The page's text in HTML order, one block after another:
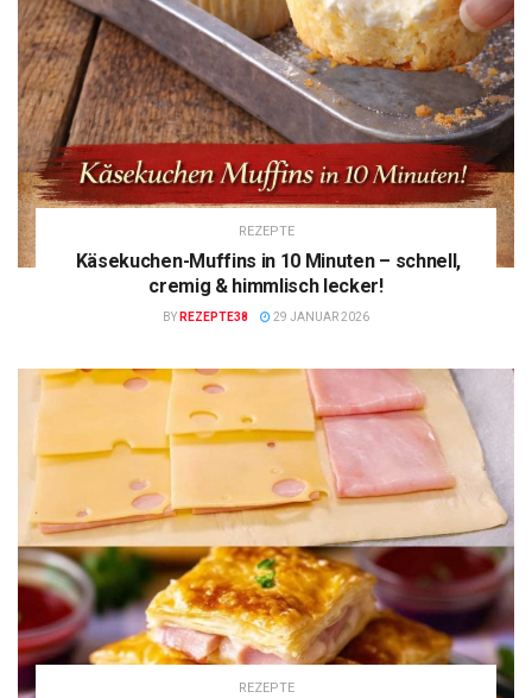
REZEPTE
Käsekuchen-Muffins in 10 Minuten – schnell,
cremig & himmlisch lecker!
BY REZEPTE38 29 JANUAR 2026
REZEPTE